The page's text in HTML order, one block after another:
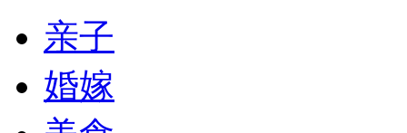
亲子
婚嫁